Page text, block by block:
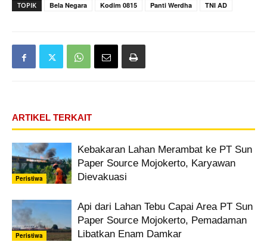
TOPIK Bela Negara Kodim 0815 Panti Werdha TNI AD
ARTIKEL TERKAIT
Peristiwa
Kebakaran Lahan Merambat ke PT Sun
Paper Source Mojokerto, Karyawan
Dievakuasi
Peristiwa
Api dari Lahan Tebu Capai Area PT Sun
Paper Source Mojokerto, Pemadaman
Libatkan Enam Damkar